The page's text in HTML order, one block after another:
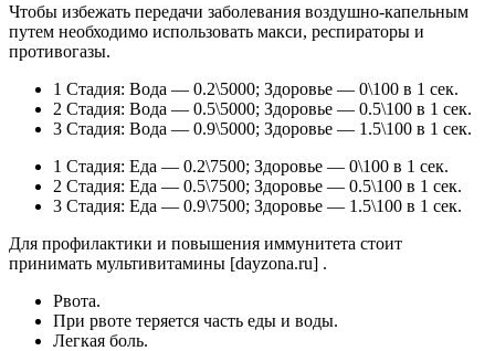
Чтобы избежать передачи заболевания воздушно-капельным
путем необходимо использовать макси, респираторы и
противогазы.
1 Стадия: Вода — 0.2\5000; Здоровье — 0\100 в 1 сек.
2 Стадия: Вода — 0.5\5000; Здоровье — 0.5\100 в 1 сек.
3 Стадия: Вода — 0.9\5000; Здоровье — 1.5\100 в 1 сек.
1 Стадия: Еда — 0.2\7500; Здоровье — 0\100 в 1 сек.
2 Стадия: Еда — 0.5\7500; Здоровье — 0.5\100 в 1 сек.
3 Стадия: Еда — 0.9\7500; Здоровье — 1.5\100 в 1 сек.
Для профилактики и повышения иммунитета стоит
принимать мультивитамины [dayzona.ru] .
Рвота.
При рвоте теряется часть еды и воды.
Легкая боль.